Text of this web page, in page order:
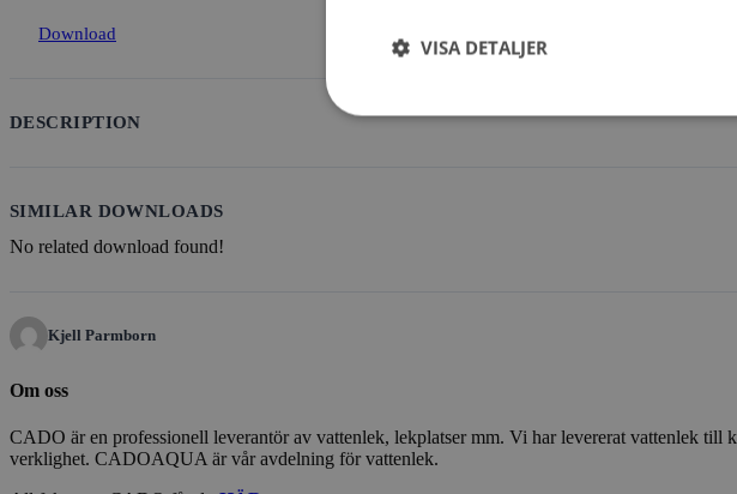
Download
DESCRIPTION
SIMILAR DOWNLOADS
No related download found!
Kjell Parmborn
Om oss
CADO är en professionell leverantör av vattenlek, lekplatser mm. Vi har levererat vattenlek
verklighet. CADOAQUA är vår avdelning för vattenlek.
VISA DETALJER